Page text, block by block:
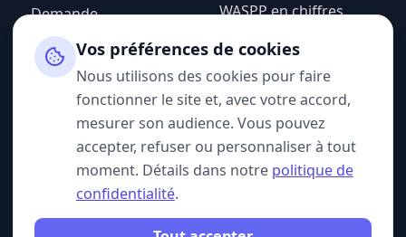
Demande
d'information
Espace admin
WASPP en chiffres
Mentions légales
Politique de
confidentialité
CGU
SUIVEZ-NOUS
Vos préférences de cookies
Nous utilisons des cookies pour faire
fonctionner le site et, avec votre accord,
mesurer son audience. Vous pouvez
accepter, refuser ou personnaliser à tout
moment. Détails dans notre politique de
confidentialité.